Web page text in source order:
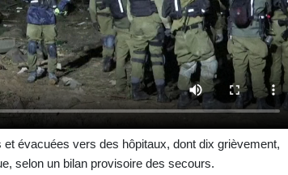
évacuées vers des hôpitaux, dont dix grièvement,
selon un bilan provisoire des secours.